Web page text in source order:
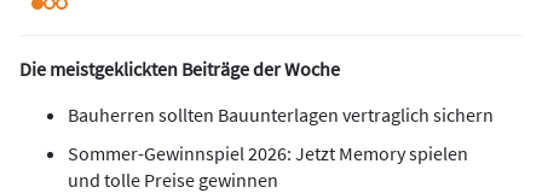
Die meistgeklickten Beiträge der Woche
Bauherren sollten Bauunterlagen vertraglich sichern
Sommer-Gewinnspiel 2026: Jetzt Memory spielen
und tolle Preise gewinnen